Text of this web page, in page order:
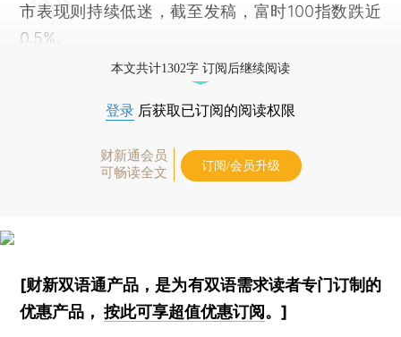
市表现则持续低迷，截至发稿，富时100指数跌近
0.5%。
本文共计1302字 订阅后继续阅读
登录 后获取已订阅的阅读权限
财新通会员
可畅读全文
订阅/会员升级
[财新双语通产品，是为有双语需求读者专门订制的
优惠产品，按此可享超值优惠订阅 。]